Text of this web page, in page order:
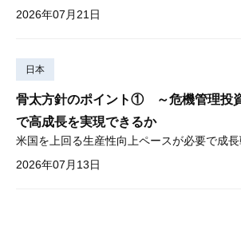
2026年07月21日
日本
骨太方針のポイント① ～危機管理投
で高成長を実現できるか
2026年07月13日